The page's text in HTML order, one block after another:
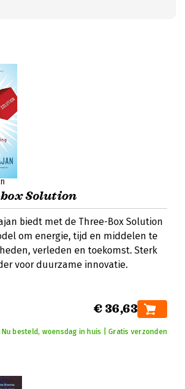
Solution
biedt met de Three-Box Solution
om energie, tijd en middelen te
verleden en toekomst. Sterk
voor duurzame innovatie.
€ 36,63
Nu besteld, woensdag in huis | Gratis verzonden